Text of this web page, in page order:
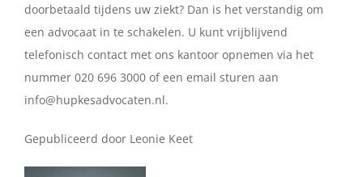
doorbetaald tijdens uw ziekt? Dan is het verstandig om
een advocaat in te schakelen. U kunt vrijblijvend
telefonisch contact met ons kantoor opnemen via het
nummer 020 696 3000 of een email sturen aan
info@hupkesadvocaten.nl.
Gepubliceerd door Leonie Keet